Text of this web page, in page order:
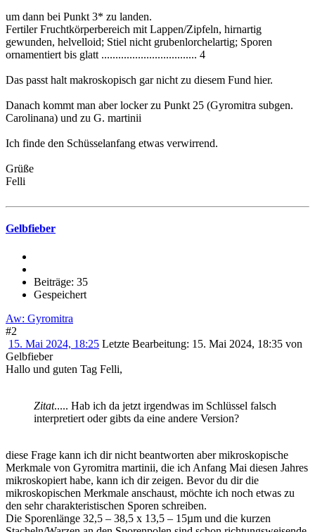
um dann bei Punkt 3* zu landen.
Fertiler Fruchtkörperbereich mit Lappen/Zipfeln, hirnartig
gewunden, helvelloid; Stiel nicht grubenlorchelartig; Sporen
ornamentiert bis glatt .................................. 4
Das passt halt makroskopisch gar nicht zu diesem Fund hier.
Danach kommt man aber locker zu Punkt 25 (Gyromitra subgen.
Carolinana) und zu G. martinii
Ich finde den Schüsselanfang etwas verwirrend.
Grüße
Felli
Gelbfieber
Beiträge: 35
Gespeichert
Aw: Gyromitra
#2
15. Mai 2024, 18:25 Letzte Bearbeitung: 15. Mai 2024, 18:35 von
Gelbfieber
Hallo und guten Tag Felli,
Zitat..... Hab ich da jetzt irgendwas im Schlüssel falsch
interpretiert oder gibts da eine andere Version?
diese Frage kann ich dir nicht beantworten aber mikroskopische
Merkmale von Gyromitra martinii, die ich Anfang Mai diesen Jahres
mikroskopiert habe, kann ich dir zeigen. Bevor du dir die
mikroskopischen Merkmale anschaust, möchte ich noch etwas zu
den sehr charakteristischen Sporen schreiben.
Die Sporenlänge 32,5 – 38,5 x 13,5 – 15µm und die kurzen